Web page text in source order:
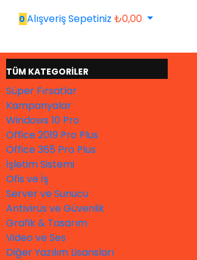
0 Alışveriş Sepetiniz ₺0,00
TÜM KATEGORİLER
Süper Fırsatlar
Kampanyalar
Windows 10 Pro
Office 2019 Pro Plus
Office 365 Pro Plus
İşletim Sistemi
Ofis ve İş
Server ve Sunucu
Antivirüs ve Güvenlik
Grafik & Tasarım
Video ve Ses
Diğer Yazılım Lisansları